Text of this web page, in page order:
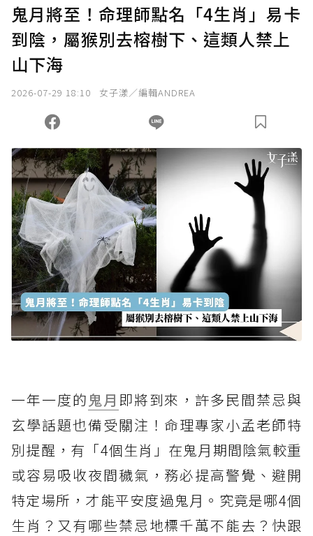
確認送出
您當前剩餘 U 利點數：0點；前往 購買點數
鬼月將至！命理師點名「4生肖」易卡
到陰，屬猴別去榕樹下、這類人禁上
山下海
2026-07-29 18:10 女子漾／編輯ANDREA
一年一度的鬼月 即將到來，許多民間禁忌與
玄學話題也備受關注！命理專家小孟老師特
別提醒，有「4個生肖」在鬼月期間陰氣較重
或容易吸收夜間穢氣，務必提高警覺、避開
特定場所，才能平安度過鬼月。究竟是哪4個
生肖？又有哪些禁忌地標千萬不能去？快跟